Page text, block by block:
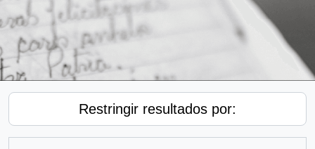
Restringir resultados por: